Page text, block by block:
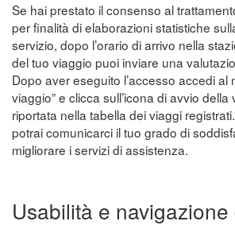
Se hai prestato il consenso al
per finalità di elaborazioni statistiche
servizio, dopo l’orario di arrivo nella
del tuo viaggio puoi inviare una
Dopo aver eseguito l’accesso accedi al
viaggio” e clicca sull’icona di avvio della
riportata nella tabella dei viaggi
potrai comunicarci il tuo grado di
migliorare i servizi di assistenza.
Usabilità e